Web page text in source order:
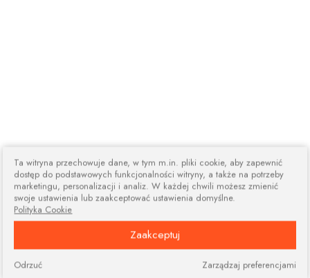
Ta witryna przechowuje dane, w tym m.in. pliki cookie, aby zapewnić
dostęp do podstawowych funkcjonalności witryny, a także na potrzeby
marketingu, personalizacji i analiz. W każdej chwili możesz zmienić
swoje ustawienia lub zaakceptować ustawienia domyślne.
Polityka Cookie
Zaakceptuj
Zarządzaj preferencjami
Odrzuć